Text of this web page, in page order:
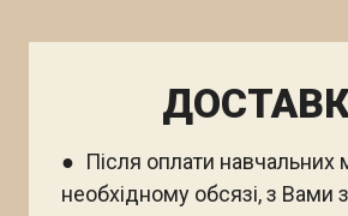
● Після оплати навчальних
необхідному обсязі, з Вами